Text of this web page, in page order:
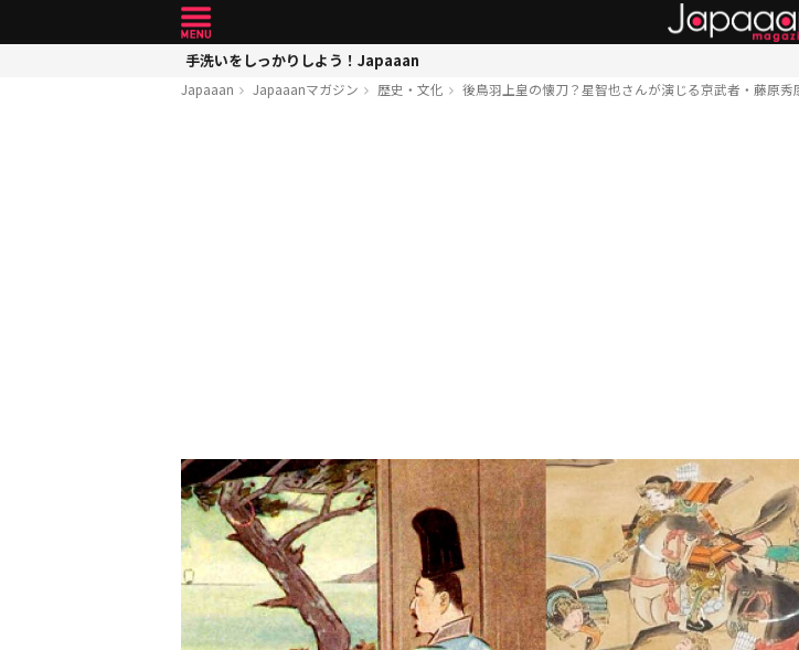
手洗いをしっかりしよう！Japaaan
Japaaan Japaaanマガジン 歴史・文化 後鳥羽上皇の懐刀？星智也さんが演じる京武者・藤原秀